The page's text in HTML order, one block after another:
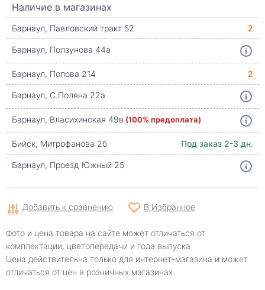
Наличие в магазинах
Барнаул, Павловский тракт 52
2
Барнаул, Ползунова 44а
Барнаул, Попова 214
2
Барнаул, С.Поляна 22а
Барнаул, Власихинская 49в (100% предоплата)
Бийск, Митрофанова 2б
Под заказ 2-3 дн.
Барнаул, Проезд Южный 25
Добавить к сравнению В Избранное
Фото и цена товара на сайте может отличаться от
комплектации, цветопередачи и года выпуска
Цена действительна только для интернет-магазина и может
отличаться от цен в розничных магазинах